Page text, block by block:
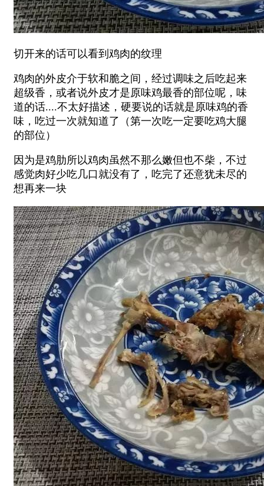
切开来的话可以看到鸡肉的纹理
鸡肉的外皮介于软和脆之间，经过调味之后吃起来
超级香，或者说外皮才是原味鸡最香的部位呢，味
道的话....不太好描述，硬要说的话就是原味鸡的香
味，吃过一次就知道了（第一次吃一定要吃鸡大腿
的部位）
因为是鸡肋所以鸡肉虽然不那么嫩但也不柴，不过
感觉肉好少吃几口就没有了，吃完了还意犹未尽的
想再来一块